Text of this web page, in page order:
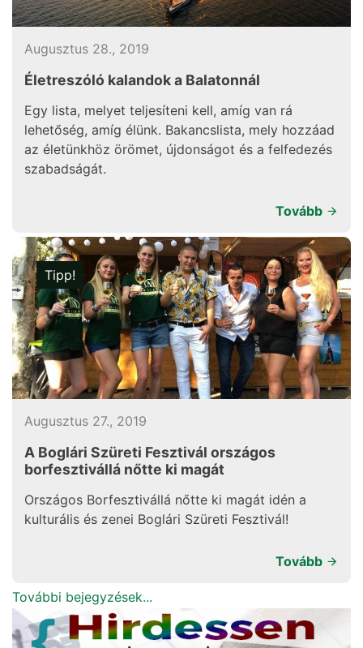
Augusztus 28., 2019
Életreszóló kalandok a Balatonnál
Egy lista, melyet teljesíteni kell, amíg van rá
lehetőség, amíg élünk. Bakancslista, mely hozzáad
az életünkhöz örömet, újdonságot és a felfedezés
szabadságát.
Tovább
Tipp!
Augusztus 27., 2019
A Boglári Szüreti Fesztivál országos
borfesztivállá nőtte ki magát
Országos Borfesztivállá nőtte ki magát idén a
kulturális és zenei Boglári Szüreti Fesztivál!
Tovább
További bejegyzések...